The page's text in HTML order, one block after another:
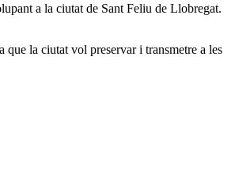
a la ciutat de Sant Feliu de Llobregat.
que la ciutat vol preservar i transmetre a les